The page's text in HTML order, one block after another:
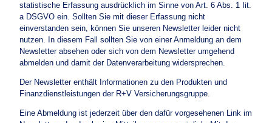
statistische Erfassung ausdrücklich im Sinne von Art. 6 Abs. 1 Iit.
a DSGVO ein. Sollten Sie mit dieser Erfassung nicht
einverstanden sein, können Sie unseren Newsletter leider nicht
nutzen. In diesem Fall sollten Sie von einer Anmeldung an dem
Newsletter absehen oder sich von dem Newsletter umgehend
abmelden und damit der Datenverarbeitung widersprechen.
Der Newsletter enthält Informationen zu den Produkten und
Finanzdienstleistungen der R+V Versicherungsgruppe.
Eine Abmeldung ist jederzeit über den dafür vorgesehenen Link im